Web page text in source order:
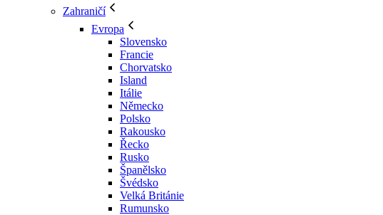
Zahraničí
Evropa
Slovensko
Francie
Chorvatsko
Island
Itálie
Německo
Polsko
Rakousko
Řecko
Rusko
Španělsko
Švédsko
Velká Británie
Rumunsko